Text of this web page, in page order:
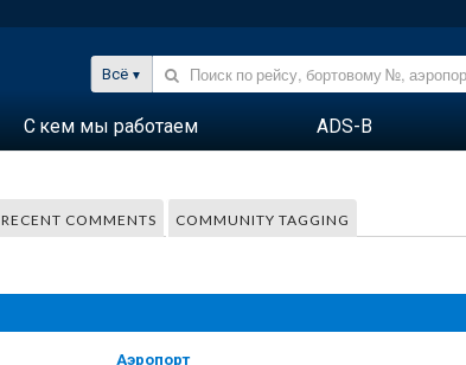
Всё
С кем мы работаем ADS-B
RECENT COMMENTS COMMUNITY TAGGING
Аэропорт